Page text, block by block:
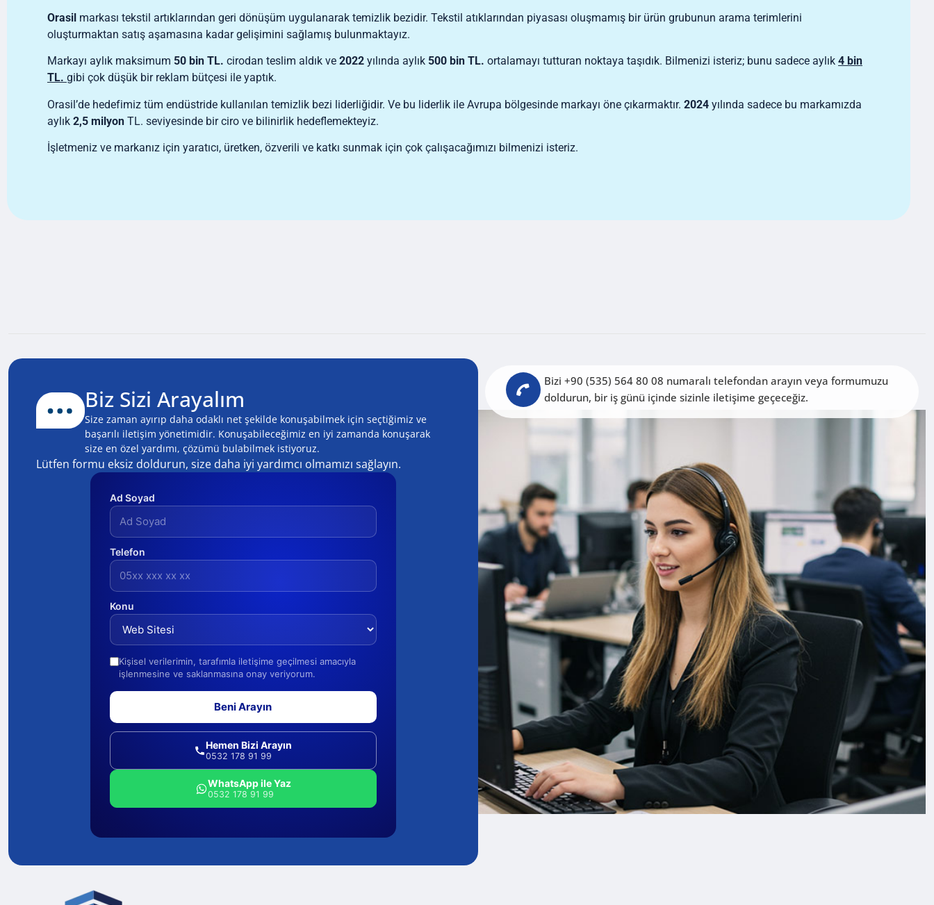
Orasil markası tekstil artıklarından geri dönüşüm uygulanarak temizlik bezidir. Tekstil atıklarından piyasası oluşmamış bir ürün grubunun arama terimlerini
oluşturmaktan satış aşamasına kadar gelişimini sağlamış bulunmaktayız.
Markayı aylık maksimum 50 bin TL. cirodan teslim aldık ve 2022 yılında aylık 500 bin TL. ortalamayı tutturan noktaya taşıdık. Bilmenizi isteriz; bunu sadece aylık 4 bin
TL. gibi çok düşük bir reklam bütçesi ile yaptık.
Orasil’de hedefimiz tüm endüstride kullanılan temizlik bezi liderliğidir. Ve bu liderlik ile Avrupa bölgesinde markayı öne çıkarmaktır. 2024 yılında sadece bu markamızda
aylık 2,5 milyon TL. seviyesinde bir ciro ve bilinirlik hedeflemekteyiz.
İşletmeniz ve markanız için yaratıcı, üretken, özverili ve katkı sunmak için çok çalışacağımızı bilmenizi isteriz.
Biz Sizi Arayalım
Size zaman ayırıp daha odaklı net şekilde konuşabilmek için seçtiğimiz ve
başarılı iletişim yönetimidir. Konuşabileceğimiz en iyi zamanda konuşarak
size en özel yardımı, çözümü bulabilmek istiyoruz.
Lütfen formu eksiz doldurun, size daha iyi yardımcı olmamızı sağlayın.
Ad Soyad
Telefon
Konu
Kişisel verilerimin, tarafımla iletişime geçilmesi amacıyla
işlenmesine ve saklanmasına onay veriyorum.
Beni Arayın
Hemen Bizi Arayın
0532 178 91 99
WhatsApp ile Yaz
0532 178 91 99
Bizi +90 (535) 564 80 08 numaralı telefondan arayın veya formumuzu
doldurun, bir iş günü içinde sizinle iletişime geçeceğiz.